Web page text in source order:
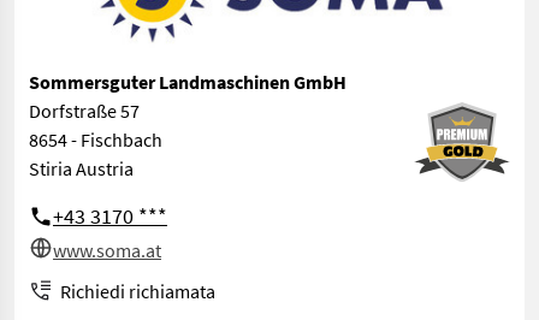
Sommersguter Landmaschinen GmbH
Dorfstraße 57
8654 - Fischbach
Stiria Austria
+43 3170 ***
www.soma.at
Richiedi richiamata